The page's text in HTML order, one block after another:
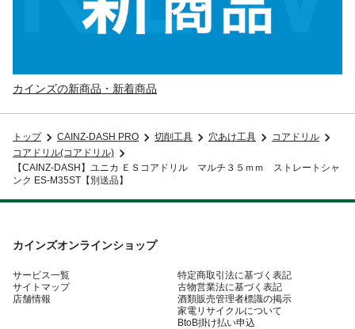
カインズの新商品・新着商品
トップ CAINZ-DASH PRO 切削工具 穴あけ工具
コアドリル
コアドリル(コアドリル)
【CAINZ-DASH】ユニカ ＥＳコアドリル マルチ３５ｍｍ ストレートシャ
ンク ES-M35ST【別送品】
カインズオンラインショップ
サービス一覧
サイトマップ
店舗情報
特定商取引法に基づく表記
古物営業法に基づく表記
酒類販売管理者標識の掲示
家電リサイクルについて
BtoB掛け払い申込